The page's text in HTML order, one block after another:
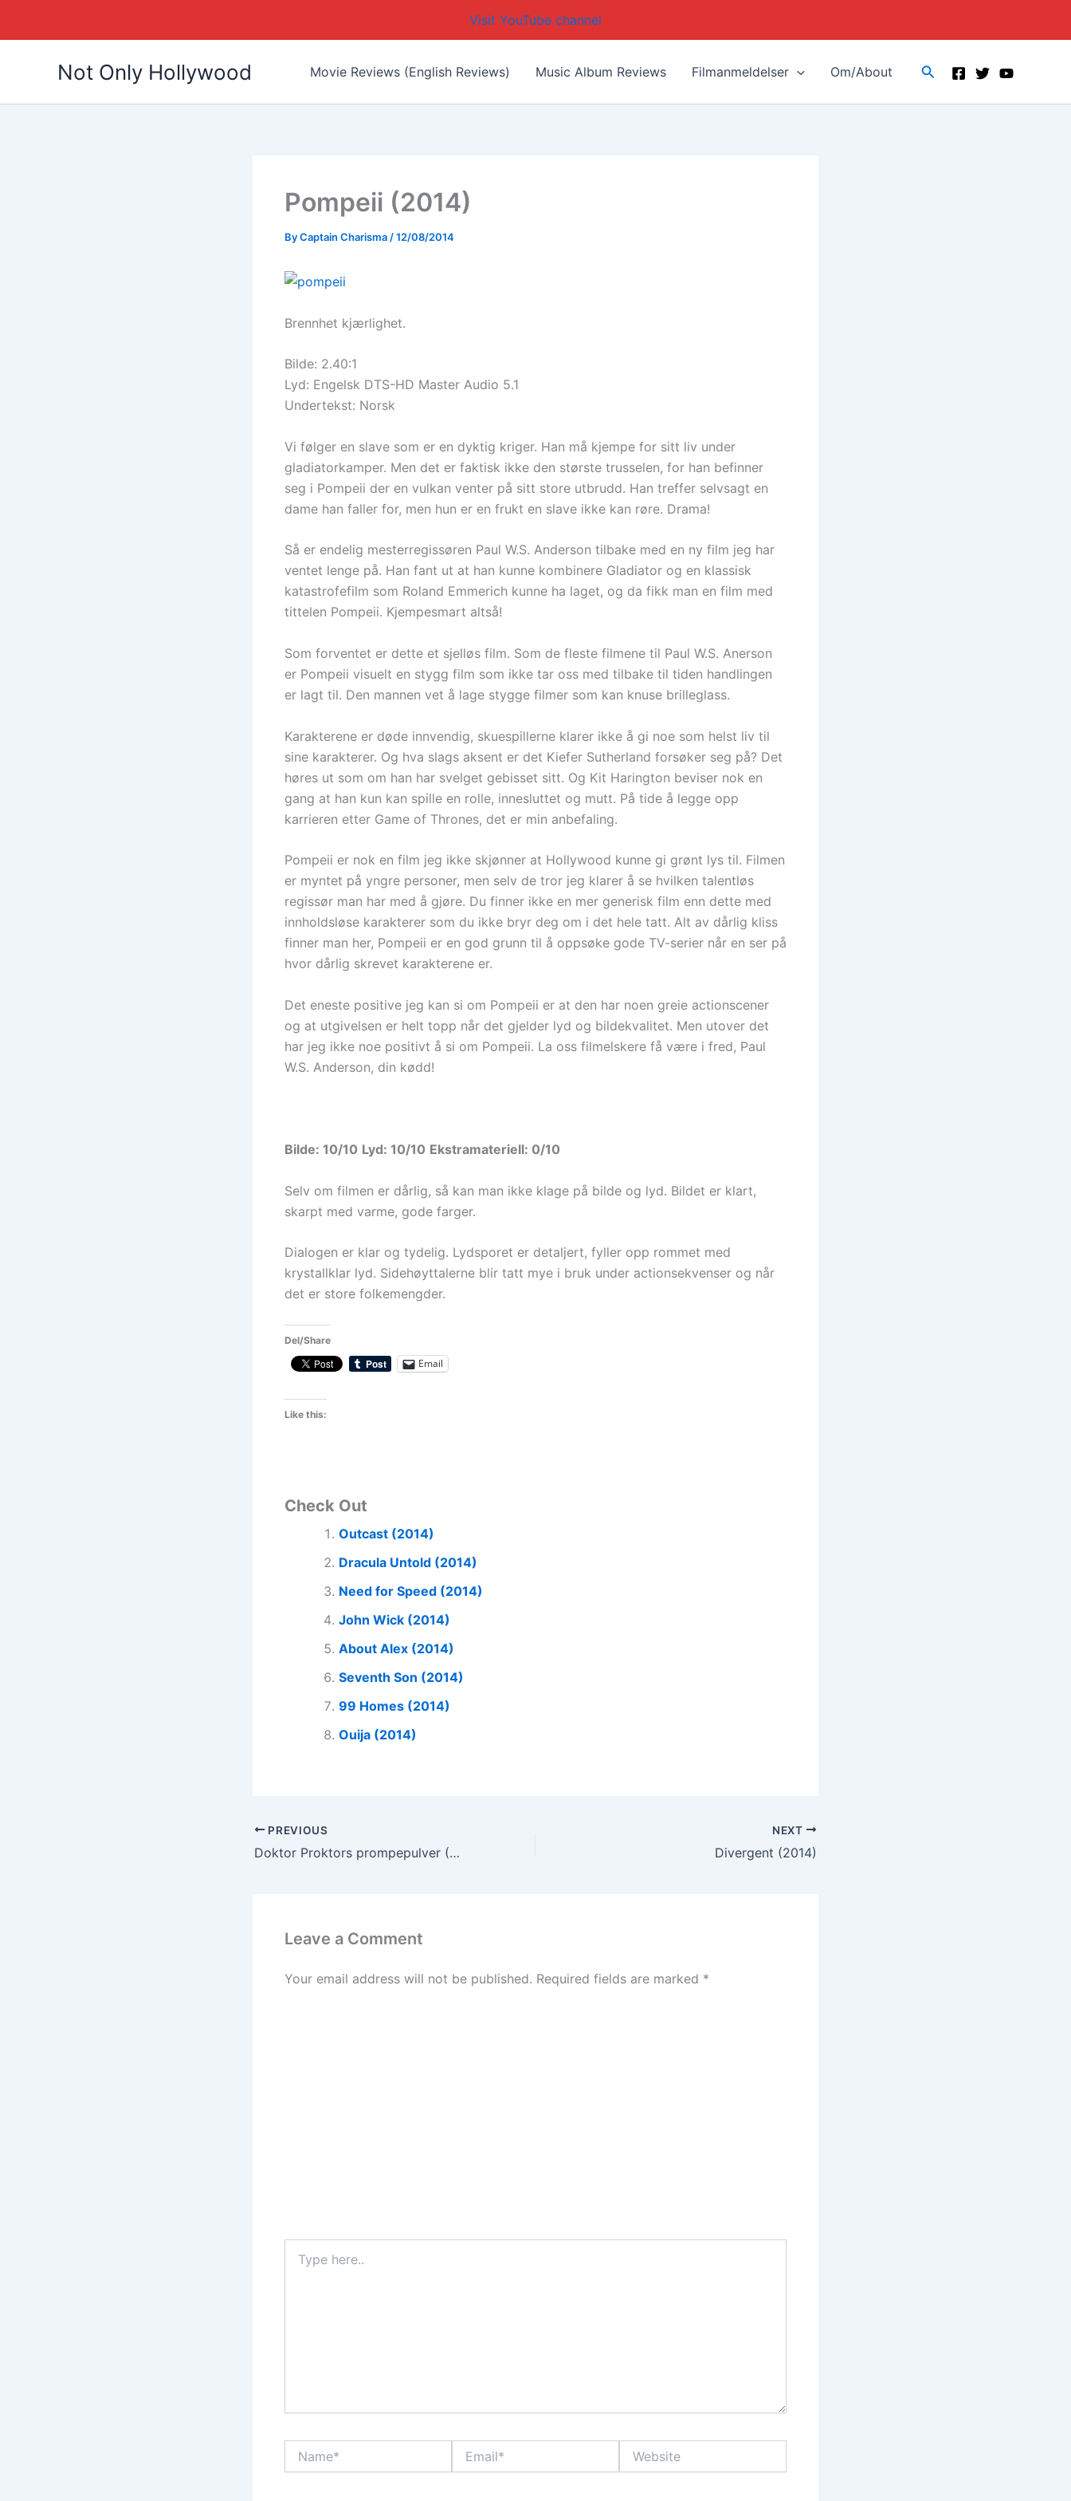
Visit YouTube channel
Not Only Hollywood Movie Reviews (English Reviews) Music Album Reviews Filmanmeldelser Om/About Search
Pompeii (2014)
ByCaptain Charisma/12/08/2014
Brennhet kjærlighet.
Bilde: 2.40:1
Lyd: Engelsk DTS-HD Master Audio 5.1
Undertekst: Norsk
Vi følger en slave som er en dyktig kriger. Han må kjempe for sitt liv under
gladiatorkamper. Men det er faktisk ikke den største trusselen, for han befinner
seg i Pompeii der en vulkan venter på sitt store utbrudd. Han treffer selvsagt en
dame han faller for, men hun er en frukt en slave ikke kan røre. Drama!
Så er endelig mesterregissøren Paul W.S. Anderson tilbake med en ny film jeg har
ventet lenge på. Han fant ut at han kunne kombinere Gladiator og en klassisk
katastrofefilm som Roland Emmerich kunne ha laget, og da fikk man en film med
tittelen Pompeii. Kjempesmart altså!
Som forventet er dette et sjelløs film. Som de fleste filmene til Paul W.S. Anerson
er Pompeii visuelt en stygg film som ikke tar oss med tilbake til tiden handlingen
er lagt til. Den mannen vet å lage stygge filmer som kan knuse brilleglass.
Karakterene er døde innvendig, skuespillerne klarer ikke å gi noe som helst liv til
sine karakterer. Og hva slags aksent er det Kiefer Sutherland forsøker seg på? Det
høres ut som om han har svelget gebisset sitt. Og Kit Harington beviser nok en
gang at han kun kan spille en rolle, innesluttet og mutt. På tide å legge opp
karrieren etter Game of Thrones, det er min anbefaling.
Pompeii er nok en film jeg ikke skjønner at Hollywood kunne gi grønt lys til. Filmen
er myntet på yngre personer, men selv de tror jeg klarer å se hvilken talentløs
regissør man har med å gjøre. Du finner ikke en mer generisk film enn dette med
innholdsløse karakterer som du ikke bryr deg om i det hele tatt. Alt av dårlig kliss
finner man her, Pompeii er en god grunn til å oppsøke gode TV-serier når en ser på
hvor dårlig skrevet karakterene er.
Det eneste positive jeg kan si om Pompeii er at den har noen greie actionscener
og at utgivelsen er helt topp når det gjelder lyd og bildekvalitet. Men utover det
har jeg ikke noe positivt å si om Pompeii. La oss filmelskere få være i fred, Paul
W.S. Anderson, din kødd!
Bilde: 10/10 Lyd: 10/10 Ekstramateriell: 0/10
Selv om filmen er dårlig, så kan man ikke klage på bilde og lyd. Bildet er klart,
skarpt med varme, gode farger.
Dialogen er klar og tydelig. Lydsporet er detaljert, fyller opp rommet med
krystallklar lyd. Sidehøyttalerne blir tatt mye i bruk under actionsekvenser og når
det er store folkemengder.
Del/Share
Email
Like this:
Check Out
Outcast (2014)
Dracula Untold (2014)
Need for Speed (2014)
John Wick (2014)
About Alex (2014)
Seventh Son (2014)
99 Homes (2014)
Ouija (2014)
PREVIOUS
Doktor Proktors prompepulver (2014)
NEXT
Divergent (2014)
Leave a Comment
Your email address will not be published. Required fields are marked *
here..